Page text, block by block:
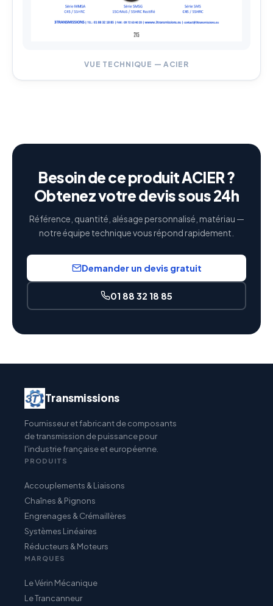
VUE TECHNIQUE — ACIER
Besoin de ce produit ACIER ?
Obtenez votre devis sous 24h
Référence, quantité, alésage personnalisé, matériau —
notre équipe technique vous répond rapidement.
Demander un devis gratuit
01 88 32 18 85
Transmissions
Fournisseur et fabricant de composants
de transmission de puissance pour
l'industrie française et européenne.
PRODUITS
Accouplements & Liaisons
Chaînes & Pignons
Engrenages & Crémaillères
Systèmes Linéaires
Réducteurs & Moteurs
MARQUES
Le Vérin Mécanique
Le Trancanneur